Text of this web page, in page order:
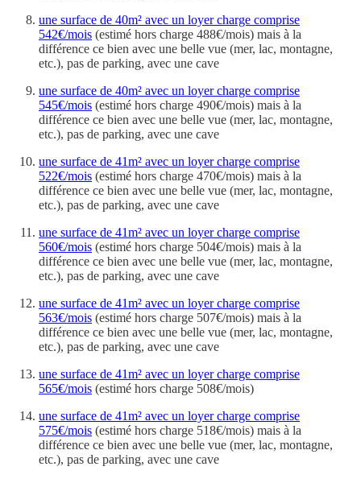
une surface de 40m² avec un loyer charge comprise
542€/mois (estimé hors charge 488€/mois) mais à la
différence ce bien avec une belle vue (mer, lac, montagne,
etc.), pas de parking, avec une cave
une surface de 40m² avec un loyer charge comprise
545€/mois (estimé hors charge 490€/mois) mais à la
différence ce bien avec une belle vue (mer, lac, montagne,
etc.), pas de parking, avec une cave
une surface de 41m² avec un loyer charge comprise
522€/mois (estimé hors charge 470€/mois) mais à la
différence ce bien avec une belle vue (mer, lac, montagne,
etc.), pas de parking, avec une cave
une surface de 41m² avec un loyer charge comprise
560€/mois (estimé hors charge 504€/mois) mais à la
différence ce bien avec une belle vue (mer, lac, montagne,
etc.), pas de parking, avec une cave
une surface de 41m² avec un loyer charge comprise
563€/mois (estimé hors charge 507€/mois) mais à la
différence ce bien avec une belle vue (mer, lac, montagne,
etc.), pas de parking, avec une cave
une surface de 41m² avec un loyer charge comprise
565€/mois (estimé hors charge 508€/mois)
une surface de 41m² avec un loyer charge comprise
575€/mois (estimé hors charge 518€/mois) mais à la
différence ce bien avec une belle vue (mer, lac, montagne,
etc.), pas de parking, avec une cave